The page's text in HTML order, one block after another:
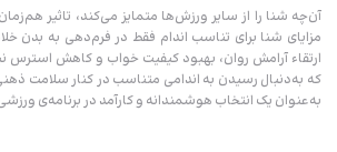
آن‌چه شنا را از سایر ورزش‌ها متمایز می‌کند، تاثیر
مزایای شنا برای تناسب اندام فقط در فرم‌دهی به بدن
ارتقاء آرامش روان، بهبود کیفیت خواب و کاهش استرس
که به‌دنبال رسیدن به اندامی متناسب در کنار سلامت
به‌عنوان یک انتخاب هوشمندانه و کارآمد در برنامه‌ی